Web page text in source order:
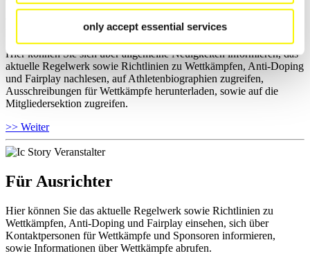
only accept essential services
Für Nationale Verbände
Hier können Sie sich über allgemeine Neuigkeiten informieren, das
aktuelle Regelwerk sowie Richtlinien zu Wettkämpfen, Anti-Doping
und Fairplay nachlesen, auf Athletenbiographien zugreifen,
Ausschreibungen für Wettkämpfe herunterladen, sowie auf die
Mitgliedersektion zugreifen.
>> Weiter
Für Ausrichter
Hier können Sie das aktuelle Regelwerk sowie Richtlinien zu
Wettkämpfen, Anti-Doping und Fairplay einsehen, sich über
Kontaktpersonen für Wettkämpfe und Sponsoren informieren,
sowie Informationen über Wettkämpfe abrufen.